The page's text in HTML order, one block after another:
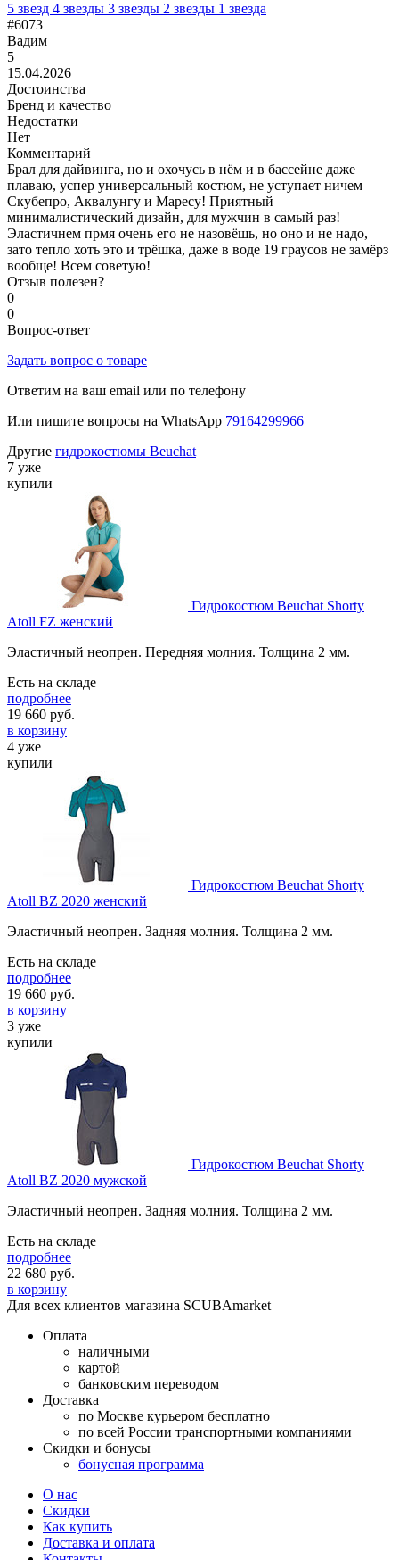
5 звезд 4 звезды 3 звезды 2 звезды 1 звезда
#6073
Вадим
5
15.04.2026
Достоинства
Бренд и качество
Недостатки
Нет
Комментарий
Брал для дайвинга, но и охочусь в нём и в бассейне даже
плаваю, успер универсальный костюм, не уступает ничем
Скубепро, Аквалунгу и Маресу! Приятный
минималистический дизайн, для мужчин в самый раз!
Эластичнем прмя очень его не назовёшь, но оно и не надо,
зато тепло хоть это и трёшка, даже в воде 19 граусов не замёрз
вообще! Всем советую!
Отзыв полезен?
0
0
Вопрос-ответ
Задать вопрос о товаре
Ответим на ваш email или по телефону
Или пишите вопросы на WhatsApp 79164299966
Другие гидрокостюмы Beuchat
7 уже
купили
Гидрокостюм Beuchat Shorty
Atoll FZ женский
Эластичный неопрен. Передняя молния. Толщина 2 мм.
Есть на складе
подробнее
19 660 руб.
в корзину
4 уже
купили
Гидрокостюм Beuchat Shorty
Atoll BZ 2020 женский
Эластичный неопрен. Задняя молния. Толщина 2 мм.
Есть на складе
подробнее
19 660 руб.
в корзину
3 уже
купили
Гидрокостюм Beuchat Shorty
Atoll BZ 2020 мужской
Эластичный неопрен. Задняя молния. Толщина 2 мм.
Есть на складе
подробнее
22 680 руб.
в корзину
Для всех клиентов магазина SCUBAmarket
Оплата
наличными
картой
банковским переводом
Доставка
по Москве курьером бесплатно
по всей России транспортными компаниями
Скидки и бонусы
бонусная программа
О нас
Скидки
Как купить
Доставка и оплата